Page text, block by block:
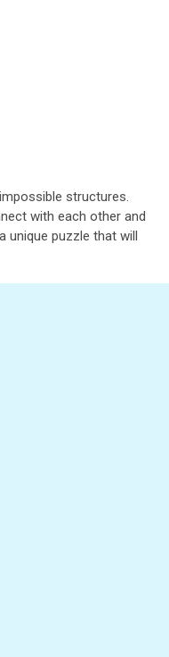
structures.
with each other and
unique puzzle that will